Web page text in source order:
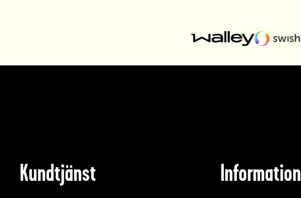
Kundtjänst Information